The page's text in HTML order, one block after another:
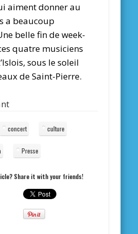
aiment donner au
a beaucoup
belle fin de week-
quatre musiciens
sous le soleil
de Saint-Pierre.
concert culture
Presse
Share it with your friends!